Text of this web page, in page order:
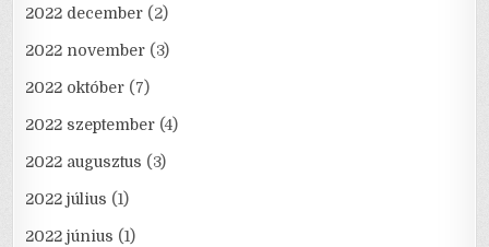
2022 december (2)
2022 november (3)
2022 október (7)
2022 szeptember (4)
2022 augusztus (3)
2022 július (1)
2022 június (1)